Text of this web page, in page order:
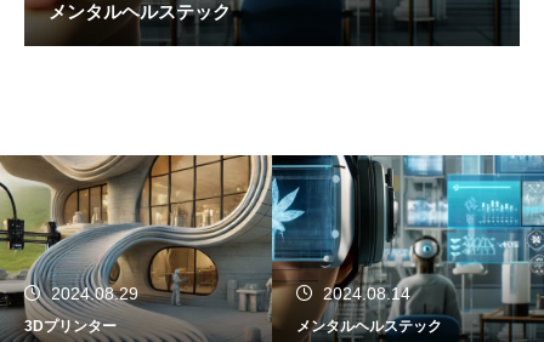
メンタルヘルステック
2024.08.29
3Dプリンター
2024.08.14
メンタルヘルステック